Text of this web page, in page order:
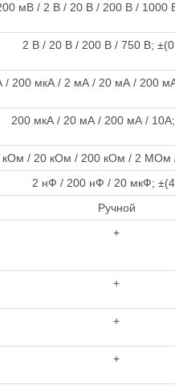
мВ / 2 В / 20 В / 200 В / 1000
2 В / 20 В / 200 В / 750 В;
/ 200 мкА / 2 мА / 20 мА / 200
200 мкА / 20 мА / 200 мА /
/ 20 кОм / 200 кОм / 2 МОм
2 нФ / 200 нФ / 20 мкФ;
Ручной
+
+
+
+